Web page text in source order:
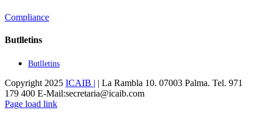
Compliance
Butlletins
Butlletins
Copyright 2025 ICAIB | | La Rambla 10. 07003 Palma. Tel. 971
179 400 E-Mail:secretaria@icaib.com
Instagram
X
Flickr
Facebook
LinkedIn
Page load link